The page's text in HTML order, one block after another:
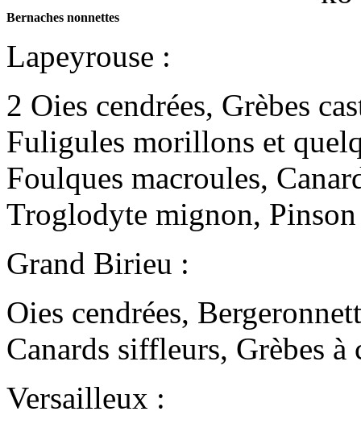
Bernaches nonnettes
Lapeyrouse :
2 Oies cendrées, Grèbes
Fuligules morillons et
Foulques macroules,
Troglodyte mignon, Pinson
Grand Birieu :
Oies cendrées,
Canards siffleurs, Grèbes
Versailleux :